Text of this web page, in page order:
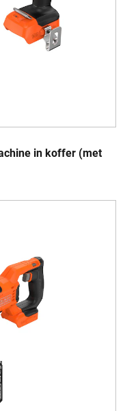
in koffer (met